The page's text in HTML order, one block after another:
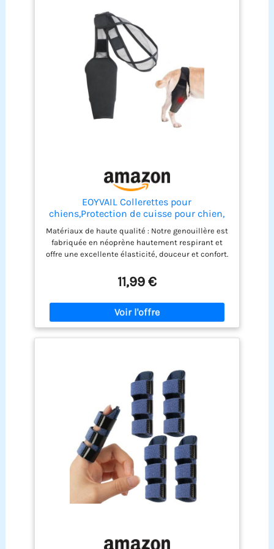
l'ostéoporose, la main qui travaille, la
neuropathie, l'œdème, le type.
bracelet élastique est fabriqué dans un tissu
respirant de haute qualité pour garder vos mains
propres et sèches même pendant votre sommeil.
【Facile à utiliser】Les gants contre l'arthrite
sont de conception flexible et réglable pour
s'adapter parfaitement à votre main gauche ou
droite. Conception de haute qualité avec
fermetures velcro qui facilitent l'enfilage et
golf, à la boxe et même au jardinage, offrant le
niveau de soutien parfait sans réduire la mobilité
EOYVAIL Collerettes pour
chiens,Protection de cuisse pour chien,
attelle articulaire, orthèse de patte,
attelle de rééducation, sangle de fixation
de patte, taille XL
Matériaux de haute qualité : Notre genouillère est
fabriquée en néoprène hautement respirant et
offre une excellente élasticité, douceur et confort.
avant l’achat). Facile à utiliser : cette attelle pour
patte arrière est facile à mettre et à enlever. Il
suffit de l’enrouler autour du genou, d’ajuster les
sangles à la patte de votre chien et de bien les
fixer. Soyez patient avec votre chien le temps qu’il
s’habitue à l’attelle utilisée pour corriger une
chien, adaptée aux besoins quotidiens de votre
animal. Soulagement de la douleur : Notre attelle
pour patte arrière de chien soulage la douleur
causée par les lésions ligamentaires et les
problèmes rotuliens. Elle empêche le chien de
lécher ses plaies, contribue à prévenir les
infections et favorise la cicatrisation. Utilisations
multiples : Cette genouillère soulage la douleur
liée aux ruptures des ligaments croisés, aux
luxations de la rotule et à la boiterie en
améliorant la température articulaire et la
circulation sanguine. Elle convient aux chiens
11,99 €